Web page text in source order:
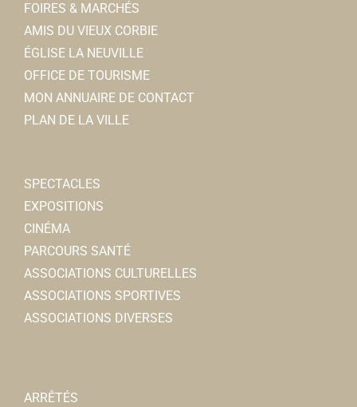
FOIRES & MARCHÉS
AMIS DU VIEUX CORBIE
ÉGLISE LA NEUVILLE
OFFICE DE TOURISME
MON ANNUAIRE DE CONTACT
PLAN DE LA VILLE
SPECTACLES
EXPOSITIONS
CINÉMA
PARCOURS SANTÉ
ASSOCIATIONS CULTURELLES
ASSOCIATIONS SPORTIVES
ASSOCIATIONS DIVERSES
ARRÊTÉS